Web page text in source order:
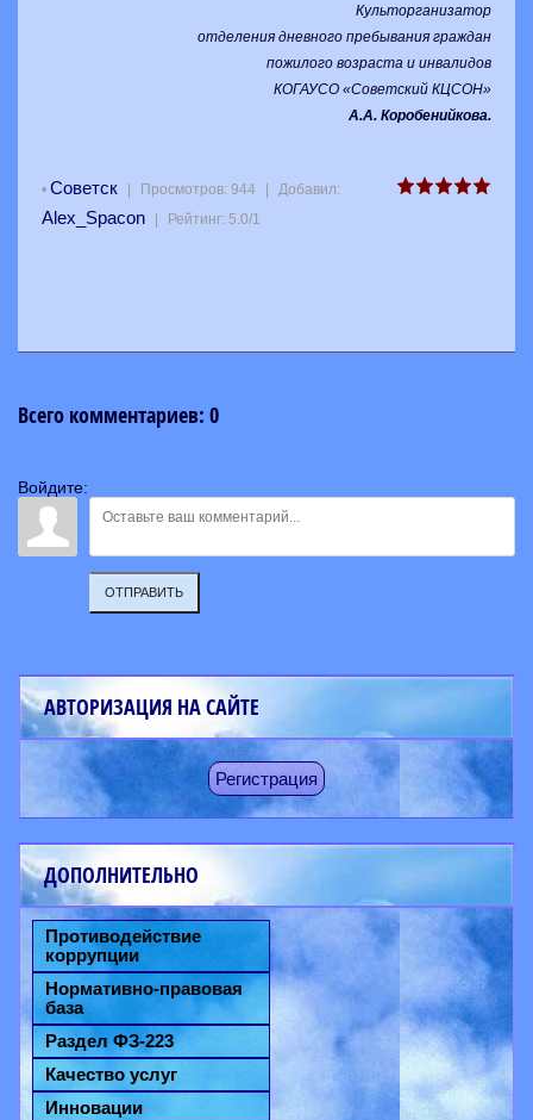
Культорганизатор
отделения дневного пребывания граждан
пожилого возраста и инвалидов
КОГАУСО «Советский КЦСОН»
А.А. Коробенийкова.
• Советск Просмотров: 944 Добавил:
Alex_Spacon Рейтинг: 5.0/1
Всего комментариев: 0
Войдите:
ОТПРАВИТЬ
АВТОРИЗАЦИЯ НА САЙТЕ
Регистрация
ДОПОЛНИТЕЛЬНО
Противодействие
коррупции
Нормативно-правовая
база
Раздел ФЗ-223
Качество услуг
Инновации